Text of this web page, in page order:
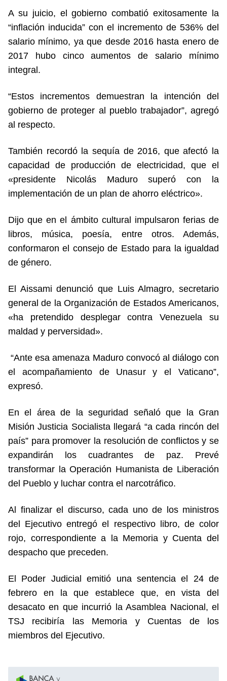
A su juicio, el gobierno combatió exitosamente la
“inflación inducida” con el incremento de 536% del
salario mínimo, ya que desde 2016 hasta enero de
2017 hubo cinco aumentos de salario mínimo
integral.
“Estos incrementos demuestran la intención del
gobierno de proteger al pueblo trabajador”, agregó
al respecto.
También recordó la sequía de 2016, que afectó la
capacidad de producción de electricidad, que el
«presidente Nicolás Maduro superó con la
implementación de un plan de ahorro eléctrico».
Dijo que en el ámbito cultural impulsaron ferias de
libros, música, poesía, entre otros. Además,
conformaron el consejo de Estado para la igualdad
de género.
El Aissami denunció que Luis Almagro, secretario
general de la Organización de Estados Americanos,
«ha pretendido desplegar contra Venezuela su
maldad y perversidad».
“Ante esa amenaza Maduro convocó al diálogo con
el acompañamiento de Unasur y el Vaticano”,
expresó.
En el área de la seguridad señaló que la Gran
Misión Justicia Socialista llegará “a cada rincón del
país” para promover la resolución de conflictos y se
expandirán los cuadrantes de paz. Prevé
transformar la Operación Humanista de Liberación
del Pueblo y luchar contra el narcotráfico.
Al finalizar el discurso, cada uno de los ministros
del Ejecutivo entregó el respectivo libro, de color
rojo, correspondiente a la Memoria y Cuenta del
despacho que preceden.
El Poder Judicial emitió una sentencia el 24 de
febrero en la que establece que, en vista del
desacato en que incurrió la Asamblea Nacional, el
TSJ recibiría las Memoria y Cuentas de los
miembros del Ejecutivo.